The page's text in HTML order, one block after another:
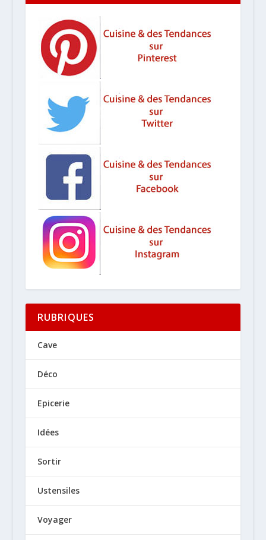
RUBRIQUES
Cave
Déco
Epicerie
Idées
Sortir
Ustensiles
Voyager